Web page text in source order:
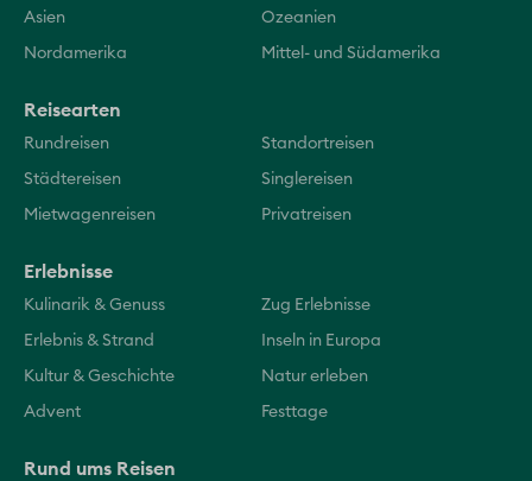
Asien Ozeanien
Nordamerika Mittel- und Südamerika
Reisearten
Rundreisen Standortreisen
Städtereisen Singlereisen
Mietwagenreisen Privatreisen
Erlebnisse
Kulinarik & Genuss Zug Erlebnisse
Erlebnis & Strand Inseln in Europa
Kultur & Geschichte Natur erleben
Advent Festtage
Rund ums Reisen